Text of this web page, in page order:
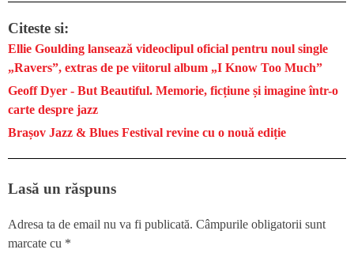
Citeste si:
Ellie Goulding lansează videoclipul oficial pentru noul single
„Ravers”, extras de pe viitorul album „I Know Too Much”
Geoff Dyer - But Beautiful. Memorie, ficțiune și imagine într-o
carte despre jazz
Brașov Jazz & Blues Festival revine cu o nouă ediție
Lasă un răspuns
Adresa ta de email nu va fi publicată. Câmpurile obligatorii sunt
marcate cu *